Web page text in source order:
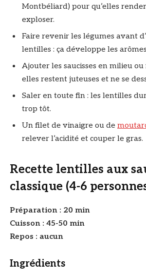
Montbéliard) pour qu’elles
exploser.
Faire revenir les légumes avant
lentilles : ça développe les
Ajouter les saucisses en milieu ou
elles restent juteuses et ne se
Saler en toute fin : les lentilles
trop tôt.
Un filet de vinaigre ou de
relever l’acidité et couper le gras.
Recette lentilles aux
classique (4-6
Préparation : 20 min
Cuisson : 45-50 min
Repos : aucun
Ingrédients